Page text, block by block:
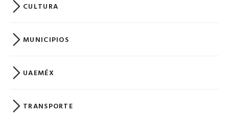
CULTURA
MUNICIPIOS
UAEMÉX
TRANSPORTE